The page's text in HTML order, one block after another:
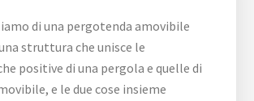
di una pergotenda amovibile
struttura che unisce le
positive di una pergola e quelle di
e le due cose insieme